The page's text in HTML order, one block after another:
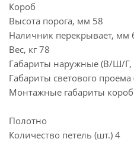
Короб
Высота порога, мм 58
Наличник перекрывает, мм
Вес, кг 78
Габариты наружные (В/Ш/
Габариты светового
Монтажные габариты
Полотно
Количество петель (шт.) 4